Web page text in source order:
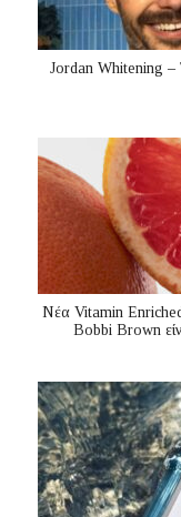
Jordan Whitening –
Nέα Vitamin
Bobbi Brown